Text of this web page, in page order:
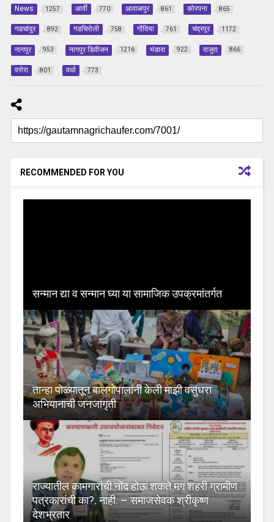
News 1257 आर्वी 770 आवाळपुर 861 कोरपना 865
गडचांदुर 892 गडचिरोली 758 गोंदिया 761 चंद्रपूर 1172
नागपुर 953 नागपुर डिवीजन 1216 भंडारा 922 राजुरा 866
वरोरा 801 वर्धा 773
RECOMMENDED FOR YOU
सन्मान द्या व सन्मान घ्या या सामाजिक उपक्रमांतर्गत
तान्हा पोळ्यातून बालगोपालांनी केली माझी वसुंधरा
अभियानाची जनजागृती
राज्यातील कामगारांची नोंद होऊ शकते मग शहरी ग्रामीण
पत्रकारांची का?. नाही. – समाजसेवक श्रीकृष्ण
देशभ्रतार